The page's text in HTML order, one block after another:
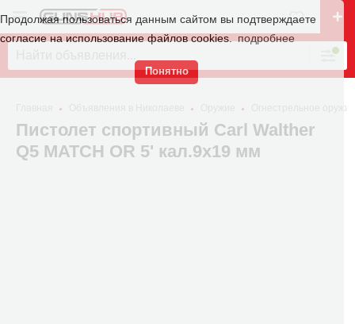
Продолжая пользоваться данным сайтом вы подтверждаете
согласие на использование файлов cookies.
подробнее
Понятно
Огнестрельное оружие
Пистолет спортивный Carl Walther
Q5 MATCH OR 5' кал.9x19 мм